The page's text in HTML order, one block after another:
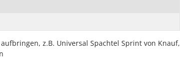
z.B. Universal Spachtel Sprint von Knauf,